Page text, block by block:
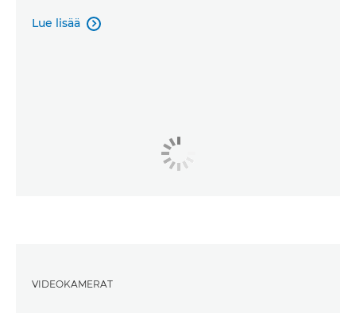
Lue lisää 
VIDEOKAMERAT